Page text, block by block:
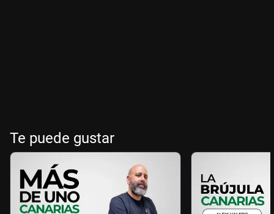
Te puede gustar